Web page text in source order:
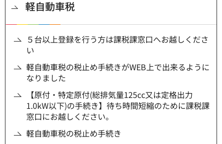
軽自動車税
５台以上登録を行う方は課税課窓口へお越しくださ
い
軽自動車税の税止め手続きがWEB上で出来るように
なりました
【原付・特定原付(総排気量125cc又は定格出力
1.0kW以下)の手続き】待ち時間短縮のために課税課
窓口にお越しください。
軽自動車税の税止め手続き